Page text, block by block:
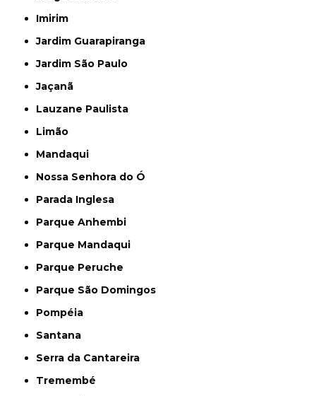
Imirim
Jardim Guarapiranga
Jardim São Paulo
Jaçanã
Lauzane Paulista
Limão
Mandaqui
Nossa Senhora do Ó
Parada Inglesa
Parque Anhembi
Parque Mandaqui
Parque Peruche
Parque São Domingos
Pompéia
Santana
Serra da Cantareira
Tremembé